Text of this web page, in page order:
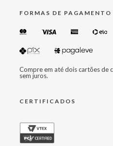
FORMAS DE PAGAMENTO
Compre em até dois cartões de
sem juros.
CERTIFICADOS